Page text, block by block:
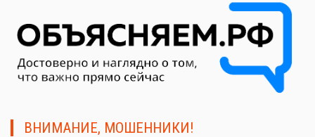
ВНИМАНИЕ, МОШЕННИКИ!